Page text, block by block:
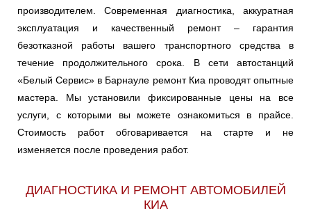
QUORIS RETONA RIO
ROADSTER
SORENTO SOUL SPECTRA
производителем. Современная диагностика, аккуратная
эксплуатация и качественный ремонт – гарантия
безотказной работы вашего транспортного средства в
течение продолжительного срока. В сети автостанций
«Белый Сервис» в Барнауле ремонт Киа проводят опытные
мастера. Мы установили фиксированные цены на все
услуги, с которыми вы можете ознакомиться в прайсе.
Стоимость работ обговаривается на старте и не
изменяется после проведения работ.
ДИАГНОСТИКА И РЕМОНТ АВТОМОБИЛЕЙ
КИА